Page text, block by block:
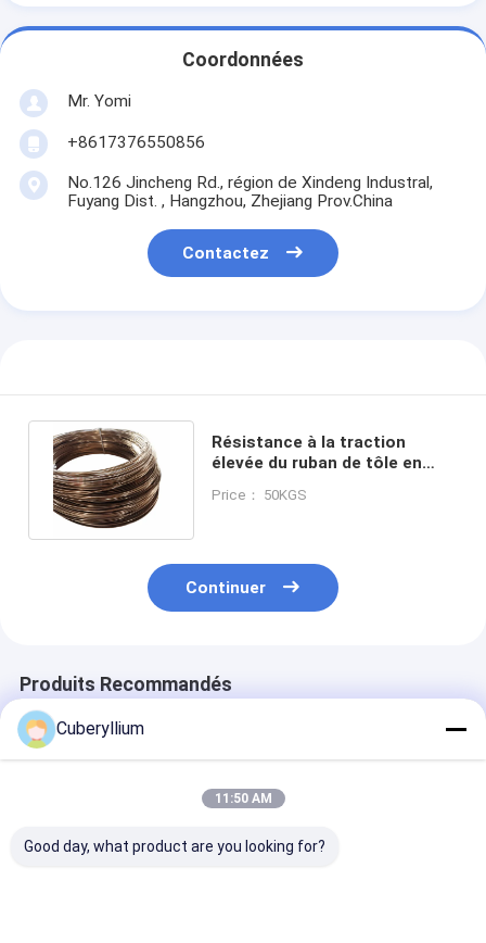
Coordonnées
Mr. Yomi
+8617376550856
No.126 Jincheng Rd., région de Xindeng Industral,
Fuyang Dist. , Hangzhou, Zhejiang Prov.China
Contactez
Résistance à la traction
élevée du ruban de tôle en
Price： 50KGS
Continuer
Produits Recommandés
Cuberyllium
11:50 AM
Good day, what product are you looking for?